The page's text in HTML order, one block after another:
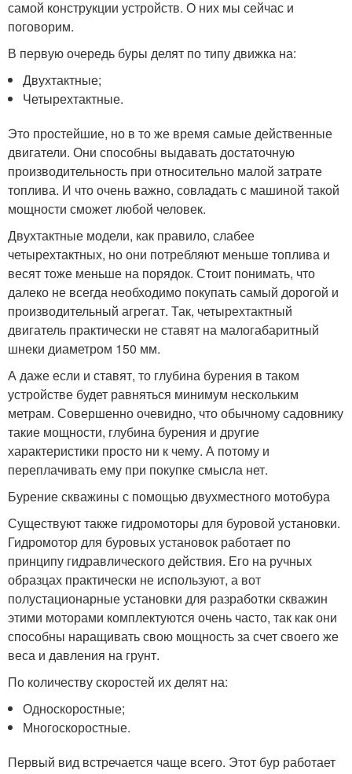
самой конструкции устройств. О них мы сейчас и
поговорим.
В первую очередь буры делят по типу движка на:
Двухтактные;
Четырехтактные.
Это простейшие, но в то же время самые действенные
двигатели. Они способны выдавать достаточную
производительность при относительно малой затрате
топлива. И что очень важно, совладать с машиной такой
мощности сможет любой человек.
Двухтактные модели, как правило, слабее
четырехтактных, но они потребляют меньше топлива и
весят тоже меньше на порядок. Стоит понимать, что
далеко не всегда необходимо покупать самый дорогой и
производительный агрегат. Так, четырехтактный
двигатель практически не ставят на малогабаритный
шнеки диаметром 150 мм.
А даже если и ставят, то глубина бурения в таком
устройстве будет равняться минимум нескольким
метрам. Совершенно очевидно, что обычному садовнику
такие мощности, глубина бурения и другие
характеристики просто ни к чему. А потому и
переплачивать ему при покупке смысла нет.
Бурение скважины с помощью двухместного мотобура
Существуют также гидромоторы для буровой установки.
Гидромотор для буровых установок работает по
принципу гидравлического действия. Его на ручных
образцах практически не используют, а вот
полустационарные установки для разработки скважин
этими моторами комплектуются очень часто, так как они
способны наращивать свою мощность за счет своего же
веса и давления на грунт.
По количеству скоростей их делят на:
Односкоростные;
Многоскоростные.
Первый вид встречается чаще всего. Этот бур работает